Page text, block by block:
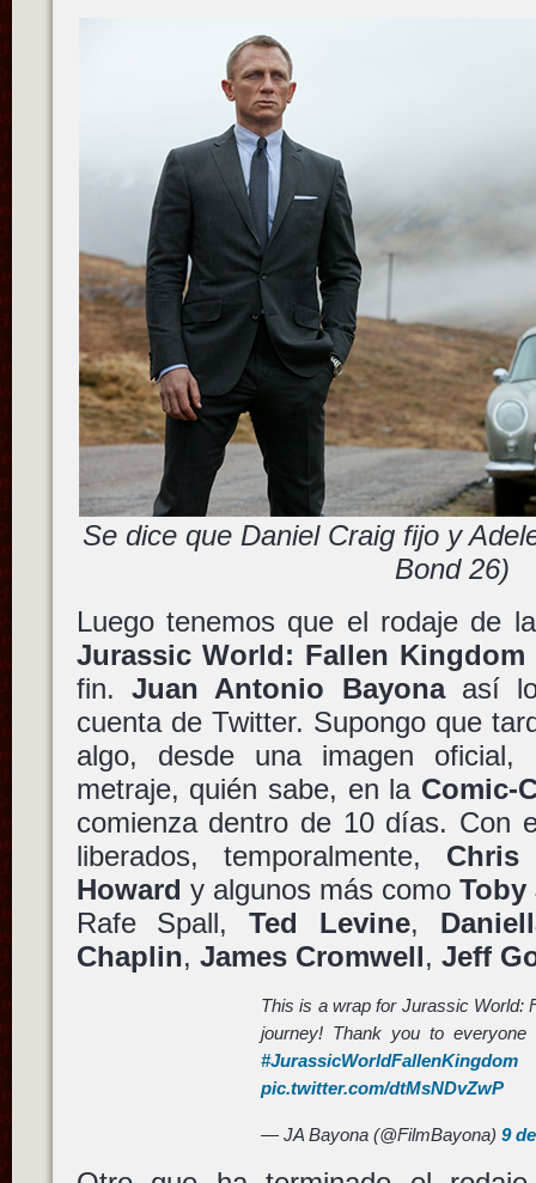
Se dice que Daniel Craig fijo y
Bond 26)
Luego tenemos que el rodaje de
Jurassic World: Fallen Kingdom
fin. Juan Antonio Bayonaasí lo
cuenta de Twitter. Supongo que
algo, desde una imagen
metraje, quién sabe, en la Comic-
comienza dentro de 10 días. Con
liberados, temporalmente, Chris
Howard y algunos más como Toby
Rafe Spall,Ted Levine,
Chaplin, James Cromwell, Jeff
This is a wrap for Jurassic World:
journey! Thank you to
#JurassicWorldFallenKingdom
pic.twitter.com/dtMsNDvZwP
— JA Bayona (@FilmBayona)9